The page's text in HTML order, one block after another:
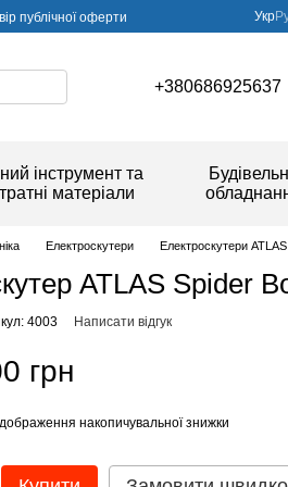
публічної оферти
Укр
+380686925637
інструмент та
матеріали
Електроскутери Електроскутери ATLAS
ATLAS Spider
4003 Написати відгук
грн
накопичувальної знижки